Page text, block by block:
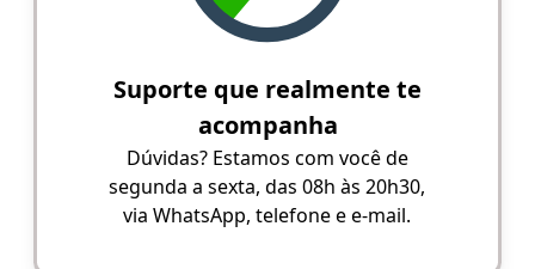
Suporte que realmente te
acompanha
Dúvidas? Estamos com você de
segunda a sexta, das 08h às 20h30,
via WhatsApp, telefone e e-mail.